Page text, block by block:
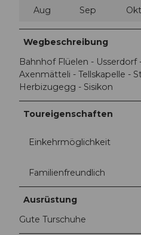
Aug Sep Okt
Wegbeschreibung
Bahnhof Flüelen -
Axenmätteli - Tellskapelle -
Herbizugegg - Sisikon
Toureigenschaften
Einkehrmöglichkeit
Familienfreundlich
Ausrüstung
Gute Turschuhe